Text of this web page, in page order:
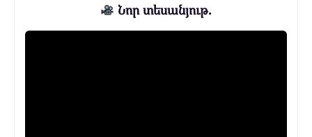
Նոր տեսանյութ.